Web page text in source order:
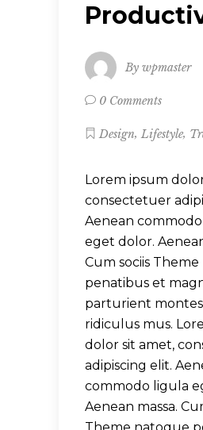
By wpmaster
0 Comments
Design, Lifestyle,
Lorem ipsum
consectetuer
Aenean
eget dolor.
Cum sociis
penatibus et
parturient
ridiculus mus.
dolor sit amet,
adipiscing elit.
commodo ligula
Aenean massa.